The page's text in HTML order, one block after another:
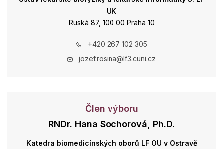
UK
Ruská 87, 100 00 Praha 10
+420 267 102 305
jozef.rosina@lf3.cuni.cz
Člen výboru
RNDr. Hana Sochorová, Ph.D.
Katedra biomedicínských oborů LF OU v Ostravě